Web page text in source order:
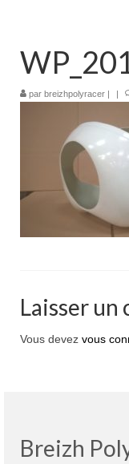
Projets en cours
Mon compte
Mon panier
Nous contacter
Nous situer
par breizhpolyracer
Laisser
Vous devez vous
Breizh